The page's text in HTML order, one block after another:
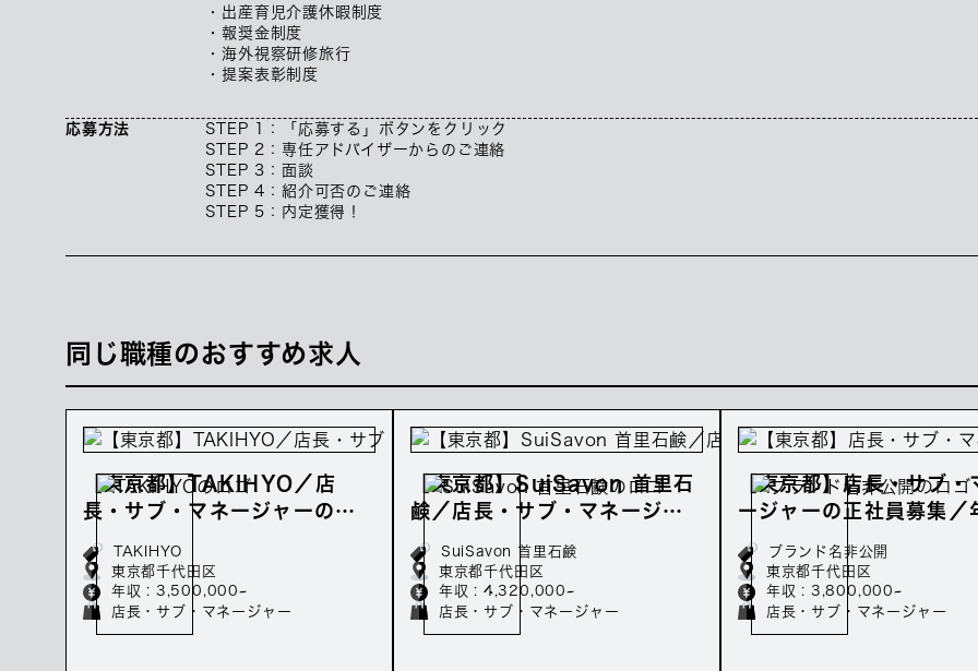
・出産育児介護休暇制度
・報奨金制度
・海外視察研修旅行
・提案表彰制度
応募方法
STEP 1：「応募する」ボタンをクリック
STEP 2：専任アドバイザーからのご連絡
STEP 3：面談
STEP 4：紹介可否のご連絡
STEP 5：内定獲得！
同じ職種のおすすめ求人
【東京都】TAKIHYO／店
長・サブ・マネージャーの契
約社員募集／年収350万～
TAKIHYO
東京都千代田区
年収 : 3,500,000~
店長・サブ・マネージャー
【東京都】SuiSavon 首里石
鹸／店長・サブ・マネージャ
ーの正社員募集／年収432万
～
SuiSavon 首里石鹸
東京都千代田区
年収 : 4,320,000~
店長・サブ・マネージャー
【東京都】店長・サブ・
ージャーの正社員募集／
80万～
ブランド名非公開
東京都千代田区
年収 : 3,800,000~
店長・サブ・マネージャー